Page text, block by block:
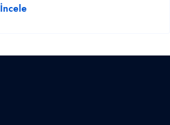
İncele